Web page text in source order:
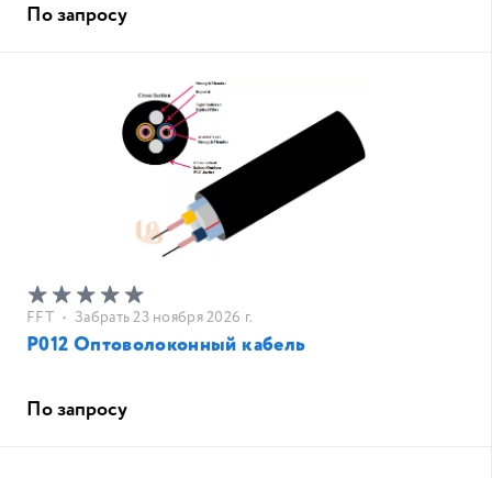
По запросу
FFT • Забрать 23 ноября 2026 г.
P012 Оптоволоконный кабель
По запросу